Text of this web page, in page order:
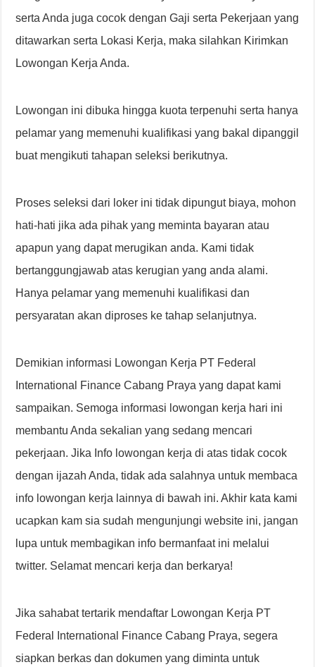
serta Anda juga cocok dengan Gaji serta Pekerjaan yang
ditawarkan serta Lokasi Kerja, maka silahkan Kirimkan
Lowongan Kerja Anda.
Lowongan ini dibuka hingga kuota terpenuhi serta hanya
pelamar yang memenuhi kualifikasi yang bakal dipanggil
buat mengikuti tahapan seleksi berikutnya.
Proses seleksi dari loker ini tidak dipungut biaya, mohon
hati-hati jika ada pihak yang meminta bayaran atau
apapun yang dapat merugikan anda. Kami tidak
bertanggungjawab atas kerugian yang anda alami.
Hanya pelamar yang memenuhi kualifikasi dan
persyaratan akan diproses ke tahap selanjutnya.
Demikian informasi Lowongan Kerja PT Federal
International Finance Cabang Praya yang dapat kami
sampaikan. Semoga informasi lowongan kerja hari ini
membantu Anda sekalian yang sedang mencari
pekerjaan. Jika Info lowongan kerja di atas tidak cocok
dengan ijazah Anda, tidak ada salahnya untuk membaca
info lowongan kerja lainnya di bawah ini. Akhir kata kami
ucapkan kam sia sudah mengunjungi website ini, jangan
lupa untuk membagikan info bermanfaat ini melalui
twitter. Selamat mencari kerja dan berkarya!
Jika sahabat tertarik mendaftar Lowongan Kerja PT
Federal International Finance Cabang Praya, segera
siapkan berkas dan dokumen yang diminta untuk